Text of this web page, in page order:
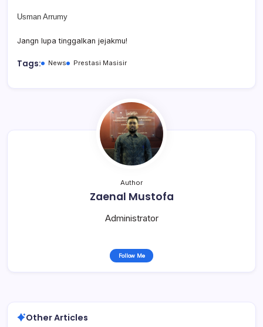
Usman Arrumy
Jangn lupa tinggalkan jejakmu!
Tags: News Prestasi Masisir
Author
Zaenal Mustofa
Administrator
Follow Me
Other Articles